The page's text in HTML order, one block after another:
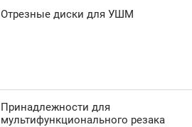
Отрезные диски для УШМ
Принадлежности для
мультифункционального резака